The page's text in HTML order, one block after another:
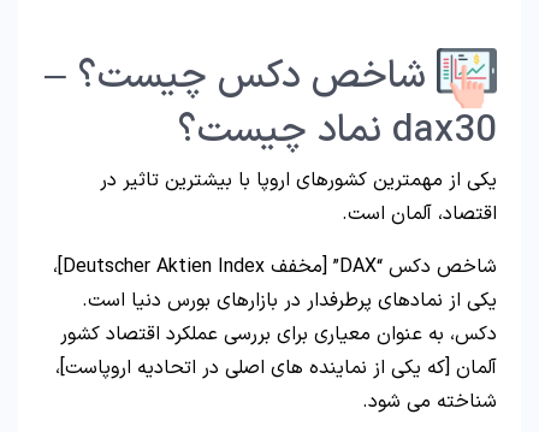
شاخص دکس چیست؟ –
dax30 نماد چیست؟
یکی از مهمترین کشورهای اروپا با بیشترین تاثیر در
اقتصاد، آلمان است.
شاخص دکس “DAX” [مخفف Deutscher Aktien Index]،
یکی از نمادهای پرطرفدار در بازارهای بورس دنیا است.
دکس، به عنوان معیاری برای بررسی عملکرد اقتصاد کشور
آلمان [که یکی از نماینده های اصلی در اتحادیه اروپاست]،
شناخته می شود.